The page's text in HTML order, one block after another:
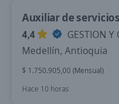
Auxiliar de
4,4
GESTION Y
Medellín, Antioquia
$ 1.750.905,00 (Mensual)
Hace 10 horas